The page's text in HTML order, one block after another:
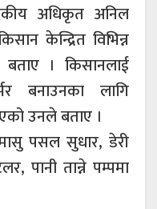
अधिकृत अनिल
केन्द्रित विभिन्न
बताए । किसानलाई
बनाउनका लागि
उनले बताए ।
पसल सुधार, डेरी
पानी तान्ने पम्पमा